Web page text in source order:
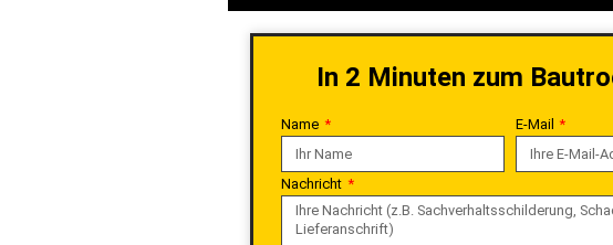
In 2 Minuten zum
Name E-Mail
Nachricht